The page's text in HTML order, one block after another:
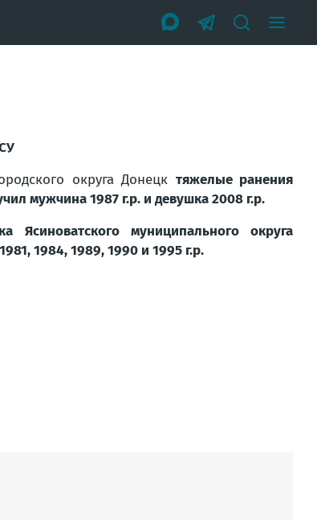
округа Донецк тяжелые ранения
мужчина 1987 г.р. и девушка 2008 г.р.
Ясиноватского муниципального округа
1984, 1989, 1990 и 1995 г.р.